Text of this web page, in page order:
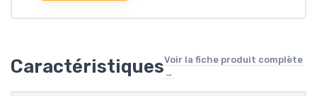
CaractéristiquesVoir la fiche produit complète
→